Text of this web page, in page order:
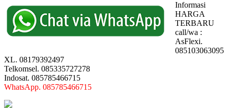
Informasi
HARGA
TERBARU
call/wa :
AsFlexi.
085103063095
XL. 08179392497
Telkomsel. 085335727278
Indosat. 085785466715
WhatsApp. 085785466715